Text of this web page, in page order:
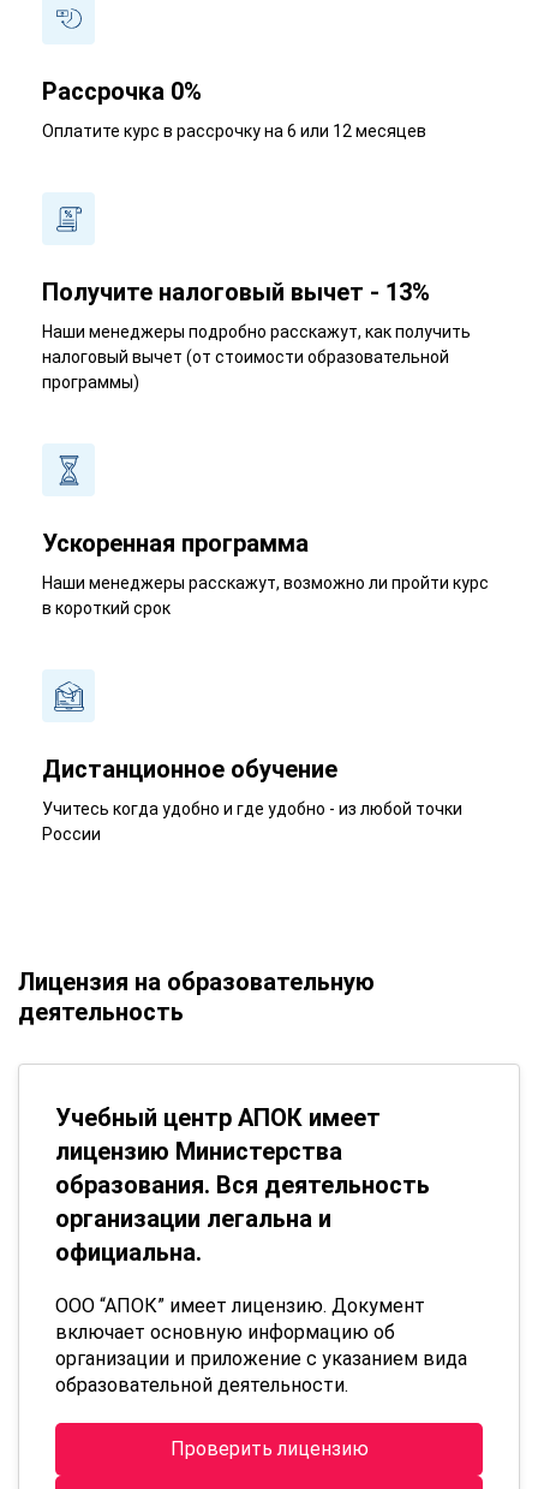
Рассрочка 0%
Оплатите курс в рассрочку на 6 или 12 месяцев
Получите налоговый вычет - 13%
Наши менеджеры подробно расскажут, как получить
налоговый вычет (от стоимости образовательной
программы)
Ускоренная программа
Наши менеджеры расскажут, возможно ли пройти курс
в короткий срок
Дистанционное обучение
Учитесь когда удобно и где удобно - из любой точки
России
Лицензия на образовательную
деятельность
Учебный центр АПОК имеет
лицензию Министерства
образования. Вся деятельность
организации легальна и
официальна.
ООО “АПОК” имеет лицензию. Документ
включает основную информацию об
организации и приложение с указанием вида
образовательной деятельности.
Проверить лицензию